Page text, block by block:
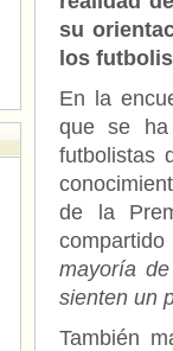
su
los
En la
que se
futbolistas
de la
mayoría
sienten un
También